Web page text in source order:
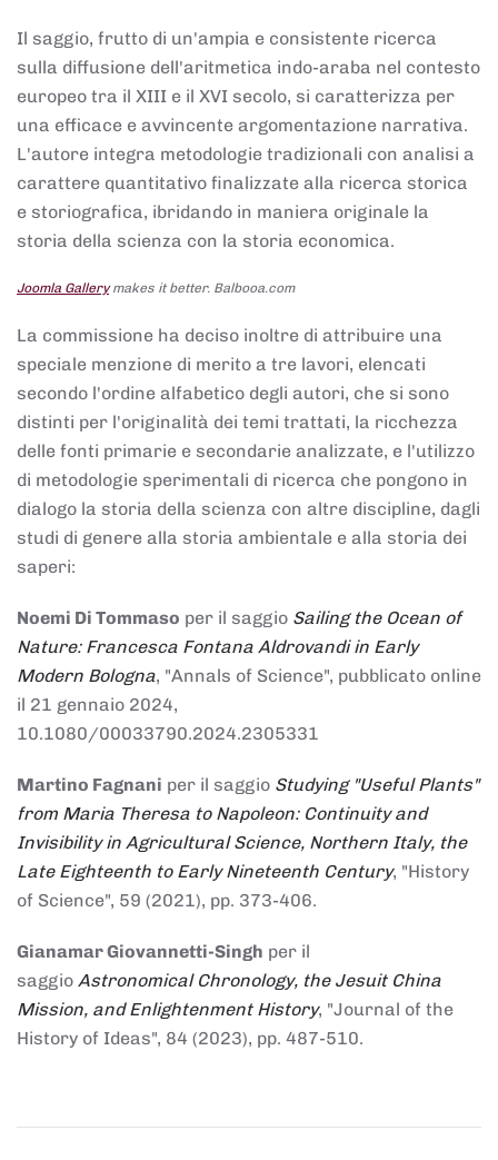
Il saggio, frutto di un'ampia e consistente ricerca
sulla diffusione dell'aritmetica indo-araba nel contesto
europeo tra il XIII e il XVI secolo, si caratterizza per
una efficace e avvincente argomentazione narrativa.
L'autore integra metodologie tradizionali con analisi a
carattere quantitativo finalizzate alla ricerca storica
e storiografica, ibridando in maniera originale la
storia della scienza con la storia economica.
Joomla Gallerymakes it better. Balbooa.com
La commissione ha deciso inoltre di attribuire una
speciale menzione di merito a tre lavori, elencati
secondo l'ordine alfabetico degli autori, che si sono
distinti per l'originalità dei temi trattati, la ricchezza
delle fonti primarie e secondarie analizzate, e l'utilizzo
di metodologie sperimentali di ricerca che pongono in
dialogo la storia della scienza con altre discipline, dagli
studi di genere alla storia ambientale e alla storia dei
saperi:
Noemi Di Tommaso per il saggio Sailing the Ocean of
Nature: Francesca Fontana Aldrovandi in Early
Modern Bologna, "Annals of Science", pubblicato online
il 21 gennaio 2024,
10.1080/00033790.2024.2305331
Martino Fagnani per il saggio Studying "Useful Plants"
from Maria Theresa to Napoleon: Continuity and
Invisibility in Agricultural Science, Northern Italy, the
Late Eighteenth to Early Nineteenth Century, "History
of Science", 59 (2021), pp. 373-406.
Gianamar Giovannetti-Singh per il
saggio Astronomical Chronology, the Jesuit China
Mission, and Enlightenment History, "Journal of the
History of Ideas", 84 (2023), pp. 487-510.